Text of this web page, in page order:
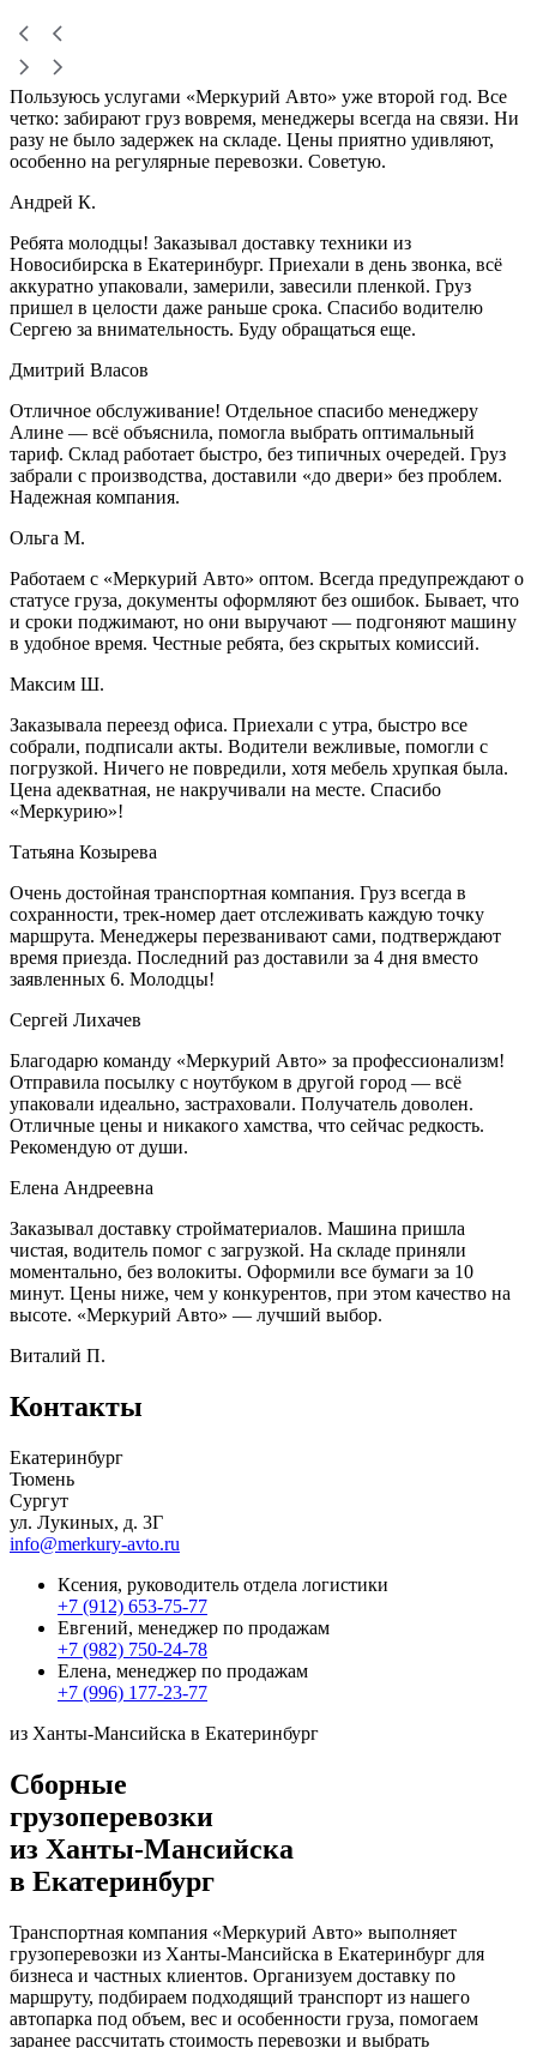
Пользуюсь услугами «Меркурий Авто» уже второй год. Все
четко: забирают груз вовремя, менеджеры всегда на связи. Ни
разу не было задержек на складе. Цены приятно удивляют,
особенно на регулярные перевозки. Советую.
Андрей К.
Ребята молодцы! Заказывал доставку техники из
Новосибирска в Екатеринбург. Приехали в день звонка, всё
аккуратно упаковали, замерили, завесили пленкой. Груз
пришел в целости даже раньше срока. Спасибо водителю
Сергею за внимательность. Буду обращаться еще.
Дмитрий Власов
Отличное обслуживание! Отдельное спасибо менеджеру
Алине — всё объяснила, помогла выбрать оптимальный
тариф. Склад работает быстро, без типичных очередей. Груз
забрали с производства, доставили «до двери» без проблем.
Надежная компания.
Ольга М.
Работаем с «Меркурий Авто» оптом. Всегда предупреждают о
статусе груза, документы оформляют без ошибок. Бывает, что
и сроки поджимают, но они выручают — подгоняют машину
в удобное время. Честные ребята, без скрытых комиссий.
Максим Ш.
Заказывала переезд офиса. Приехали с утра, быстро все
собрали, подписали акты. Водители вежливые, помогли с
погрузкой. Ничего не повредили, хотя мебель хрупкая была.
Цена адекватная, не накручивали на месте. Спасибо
«Меркурию»!
Татьяна Козырева
Очень достойная транспортная компания. Груз всегда в
сохранности, трек-номер дает отслеживать каждую точку
маршрута. Менеджеры перезванивают сами, подтверждают
время приезда. Последний раз доставили за 4 дня вместо
заявленных 6. Молодцы!
Сергей Лихачев
Благодарю команду «Меркурий Авто» за профессионализм!
Отправила посылку с ноутбуком в другой город — всё
упаковали идеально, застраховали. Получатель доволен.
Отличные цены и никакого хамства, что сейчас редкость.
Рекомендую от души.
Елена Андреевна
Заказывал доставку стройматериалов. Машина пришла
чистая, водитель помог с загрузкой. На складе приняли
моментально, без волокиты. Оформили все бумаги за 10
минут. Цены ниже, чем у конкурентов, при этом качество на
высоте. «Меркурий Авто» — лучший выбор.
Виталий П.
Контакты
Екатеринбург
Тюмень
Сургут
ул. Лукиных, д. 3Г
info@merkury-avto.ru
Ксения, руководитель отдела логистики
+7 (912) 653-75-77
Евгений, менеджер по продажам
+7 (982) 750-24-78
Елена, менеджер по продажам
+7 (996) 177-23-77
из Ханты-Мансийска в Екатеринбург
Сборные
грузоперевозки
из Ханты-Мансийска
в Екатеринбург
Транспортная компания «Меркурий Авто» выполняет
грузоперевозки из Ханты-Мансийска в Екатеринбург для
бизнеса и частных клиентов. Организуем доставку по
маршруту, подбираем подходящий транспорт из нашего
автопарка под объем, вес и особенности груза, помогаем
заранее рассчитать стоимость перевозки и выбрать